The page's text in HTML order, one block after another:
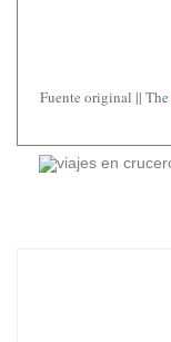
Fuente original || The